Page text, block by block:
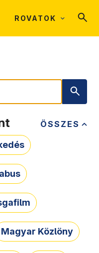
ROVATOK
ÖSSZES
Magyar Közlöny